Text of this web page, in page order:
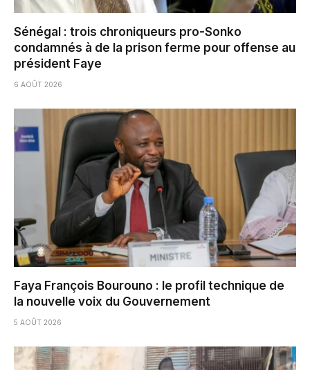
Sénégal : trois chroniqueurs pro-Sonko
condamnés à de la prison ferme pour offense au
président Faye
6 AOÛT 2026
Faya François Bourouno : le profil technique de
la nouvelle voix du Gouvernement
5 AOÛT 2026